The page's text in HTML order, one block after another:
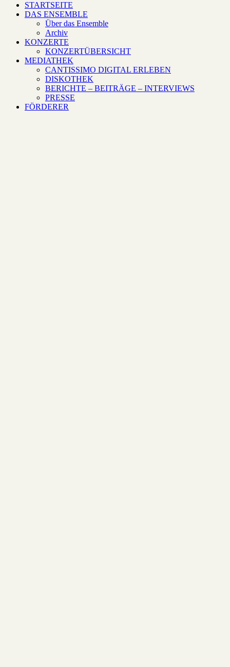
STARTSEITE
DAS ENSEMBLE
Über das Ensemble
Archiv
KONZERTE
KONZERTÜBERSICHT
MEDIATHEK
CANTISSIMO DIGITAL ERLEBEN
DISKOTHEK
BERICHTE – BEITRÄGE – INTERVIEWS
PRESSE
FÖRDERER